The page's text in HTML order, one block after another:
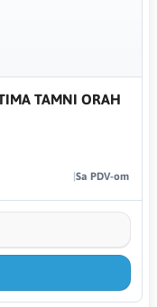
TAMNI ORAH
Sa PDV-om